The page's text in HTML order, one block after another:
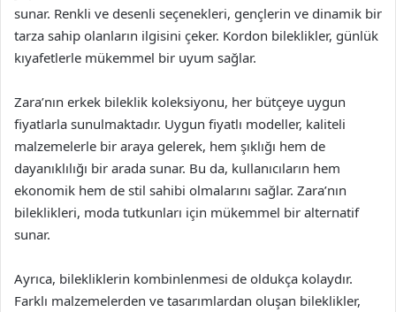
sunar. Renkli ve desenli seçenekleri, gençlerin ve dinamik bir
tarza sahip olanların ilgisini çeker. Kordon bileklikler, günlük
kıyafetlerle mükemmel bir uyum sağlar.
Zara’nın erkek bileklik koleksiyonu, her bütçeye uygun
fiyatlarla sunulmaktadır. Uygun fiyatlı modeller, kaliteli
malzemelerle bir araya gelerek, hem şıklığı hem de
dayanıklılığı bir arada sunar. Bu da, kullanıcıların hem
ekonomik hem de stil sahibi olmalarını sağlar. Zara’nın
bileklikleri, moda tutkunları için mükemmel bir alternatif
sunar.
Ayrıca, bilekliklerin kombinlenmesi de oldukça kolaydır.
Farklı malzemelerden ve tasarımlardan oluşan bileklikler,